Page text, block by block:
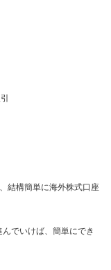
結構簡単に海外株式口座
でいけば、簡単にでき